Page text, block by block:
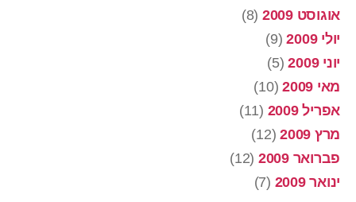
אוגוסט 2009
(8)
יולי 2009
(9)
יוני 2009
(5)
מאי 2009
(10)
אפריל 2009
(11)
מרץ 2009
(12)
פברואר 2009
(12)
ינואר 2009
(7)